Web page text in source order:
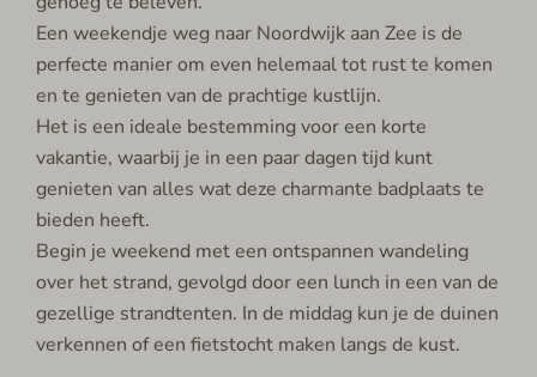
Een weekendje weg naar Noordwijk aan Zee is de
perfecte manier om even helemaal tot rust te komen
en te genieten van de prachtige kustlijn.
Het is een ideale bestemming voor een korte
vakantie, waarbij je in een paar dagen tijd kunt
genieten van alles wat deze charmante badplaats te
bieden heeft.
Begin je weekend met een ontspannen wandeling
over het strand, gevolgd door een lunch in een van de
gezellige strandtenten. In de middag kun je de duinen
verkennen of een fietstocht maken langs de kust.